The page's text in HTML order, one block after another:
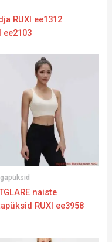
RUXI ee1312
naiste
RUXI ee3958